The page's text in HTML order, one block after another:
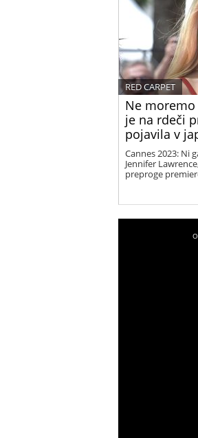
Ne moremo
je na rdeči
pojavila v
RED CARPET
Cannes 2023: Ni
Jennifer
preproge